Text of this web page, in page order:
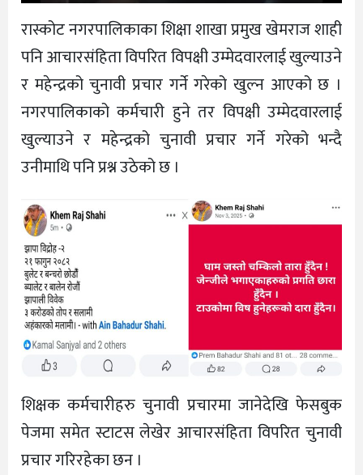
रास्कोट नगरपालिकाका शिक्षा शाखा प्रमुख खेमराज शाही
पनि आचारसंहिता विपरित विपक्षी उम्मेदवारलाई खुल्याउने
र महेन्द्रको चुनावी प्रचार गर्ने गरेको खुल्न आएको छ ।
नगरपालिकाको कर्मचारी हुने तर विपक्षी उम्मेदवारलाई
खुल्याउने र महेन्द्रको चुनावी प्रचार गर्ने गरेको भन्दै
उनीमाथि पनि प्रश्न उठेको छ ।
शिक्षक कर्मचारीहरु चुनावी प्रचारमा जानेदेखि फेसबुक
पेजमा समेत स्टाटस लेखेर आचारसंहिता विपरित चुनावी
प्रचार गरिरहेका छन ।